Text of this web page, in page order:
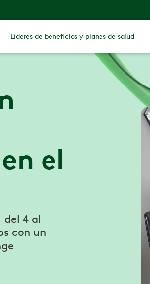
Líderes de beneficios y planes de salud
el
del 4 al
con un